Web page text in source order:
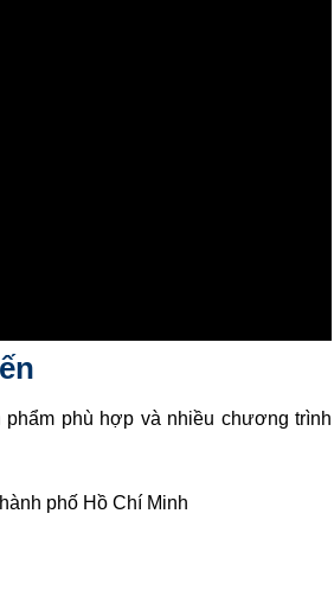
phù hợp và nhiều chương trình
phố Hồ Chí Minh